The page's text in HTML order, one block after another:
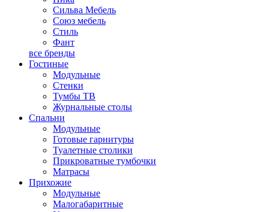
Сильва Мебель
Союз мебель
Стиль
Фант
все бренды
Гостиные
Модульные
Стенки
Тумбы ТВ
Журнальные столы
Спальни
Модульные
Готовые гарнитуры
Туалетные столики
Прикроватные тумбочки
Матрасы
Прихожие
Модульные
Малогабаритные